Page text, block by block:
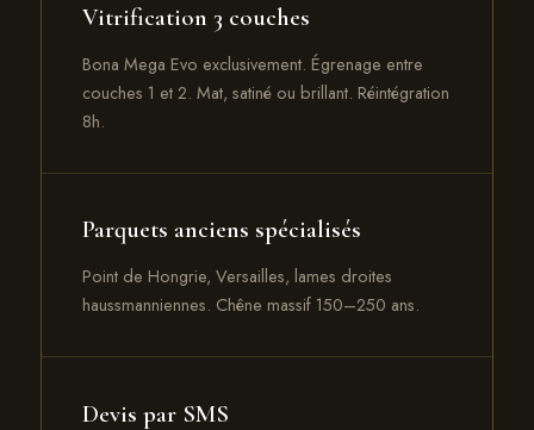
Vitrification 3 couches
Bona Mega Evo exclusivement. Égrenage entre
couches 1 et 2. Mat, satiné ou brillant. Réintégration
8h.
Parquets anciens spécialisés
Point de Hongrie, Versailles, lames droites
haussmanniennes. Chêne massif 150–250 ans.
Devis par SMS